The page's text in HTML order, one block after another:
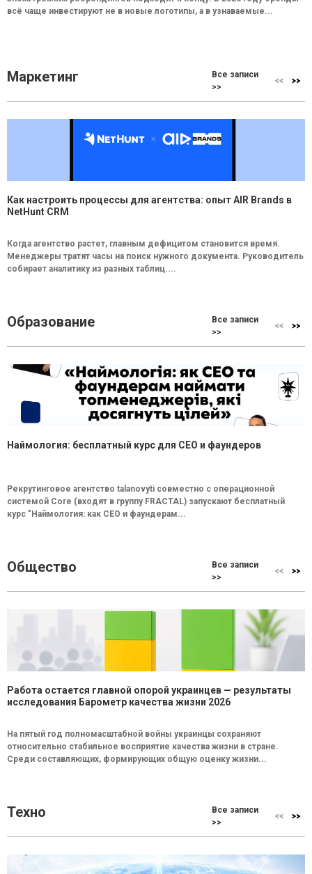
всё чаще инвестируют не в новые логотипы, а в узнаваемые...
Маркетинг
Все записи
>>
Как настроить процессы для агентства: опыт AIR Brands в
NetHunt CRM
Когда агентство растет, главным дефицитом становится время.
Менеджеры тратят часы на поиск нужного документа. Руководитель
собирает аналитику из разных таблиц....
Образование
Все записи
>>
Наймология: бесплатный курс для CEO и фаундеров
Рекрутинговое агентство talanovyti совместно с операционной
системой Core (входят в группу FRACTAL) запускают бесплатный
курс "Наймология: как СEO и фаундерам...
Общество
Все записи
>>
Работа остается главной опорой украинцев — результаты
исследования Барометр качества жизни 2026
На пятый год полномасштабной войны украинцы сохраняют
относительно стабильное восприятие качества жизни в стране.
Среди составляющих, формирующих общую оценку жизни...
Техно
Все записи
>>